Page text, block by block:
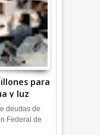
para
y luz
deudas de
Federal de